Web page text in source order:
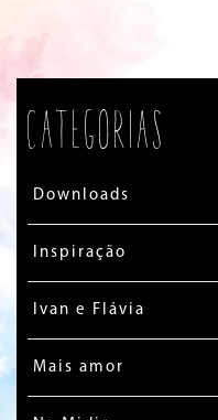
Categorias
Downloads
Inspiração
Ivan e Flávia
Mais amor